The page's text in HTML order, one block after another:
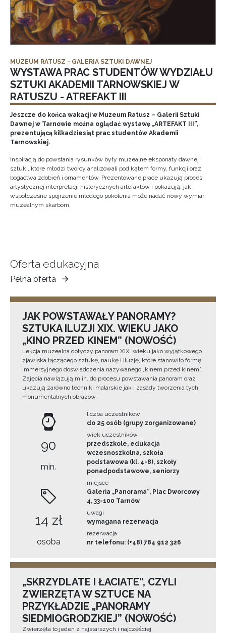
MUZEUM RATUSZ - GALERIA SZTUKI DAWNEJ
WYSTAWA PRAC STUDENTÓW WYDZIAŁU
SZTUKI AKADEMII TARNOWSKIEJ W
RATUSZU - ATREFAKT III
Jeszcze do końca wakacji w Muzeum Ratusz – Galerii Sztuki
Dawnej w Tarnowie można oglądać wystawę „ARTEFAKT III”,
prezentującą kilkadziesiąt prac studentów Akademii
Tarnowskiej.
Inspiracją do powstania rysunków były muzealne eksponaty dawnej
sztuki, które młodzi twórcy analizowali pod kątem formy, funkcji oraz
bogactwa zdobień i ornamentów. Prezentowane prace ukazują proces
artystycznej interpretacji historycznych artefaktów i pokazują, jak
współczesne spojrzenie młodego pokolenia może nadać nowy wymiar
muzealnym skarbom.
Oferta edukacyjna
Pełna oferta
Muzeum
Ziemi
JAK POWSTAWAŁY PANORAMY?
SZTUKA ILUZJI XIX. WIEKU JAKO
„KINO PRZED KINEM” (NOWOŚĆ)
Lekcja muzealna dotyczy panoram XIX. wieku jako wyjątkowego
zjawiska łączącego sztukę, naukę i iluzję, które stanowiło formę
immersyjnego doświadczenia nazywanego „kinem przed kinem”.
Zajęcia nawiązują m.in. do procesu powstawania panoram oraz
ukazują zarówno techniki malarskie jak i zasady tworzenia tych
monumentalnych obrazów.
90
min.
14 zł
osoba
liczba uczestników
do 25 osób (grupy zorganizowane)
wiek uczestników
przedszkole, edukacja
wczesnoszkolna, szkoła
podstawowa (kl. 4-8), szkoły
ponadpodstawowe, seniorzy
miejsce
Galeria „Panorama”, Plac Dworcowy
4, 33-100 Tarnów
uwagi
wymagana rezerwacja
rezerwacja
nr telefonu: (+48) 784 912 326
„SKRZYDLATE I ŁACIATE”, CZYLI
ZWIERZĘTA W SZTUCE NA
PRZYKŁADZIE „PANORAMY
SIEDMIOGRODZKIEJ” (NOWOŚĆ)
Zwierzęta to jeden z najstarszych i najczęściej